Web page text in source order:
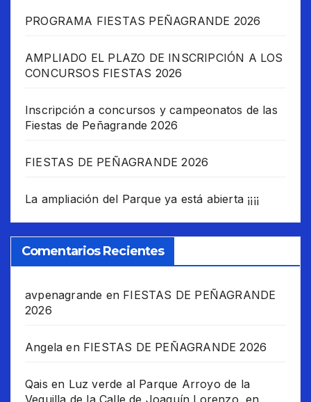
PROGRAMA FIESTAS PEÑAGRANDE 2026
AMPLIADO EL PLAZO DE INSCRIPCIÓN A LOS
CONCURSOS FIESTAS 2026
Inscripción a concursos y campeonatos de las
Fiestas de Peñagrande 2026
FIESTAS DE PEÑAGRANDE 2026
La ampliación del Parque ya está abierta ¡¡¡¡
Comentarios Recientes
avpenagrande en FIESTAS DE PEÑAGRANDE
2026
Angela en FIESTAS DE PEÑAGRANDE 2026
Qais en Luz verde al Parque Arroyo de la